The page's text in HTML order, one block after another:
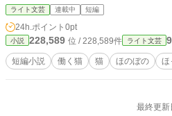
ライト文芸 連載中 短編
24h.ポイント 0pt
小説 228,589 位 / 228,589件 ライト文芸
短編小説 働く猫 猫 ほのぼの ほ
最終更